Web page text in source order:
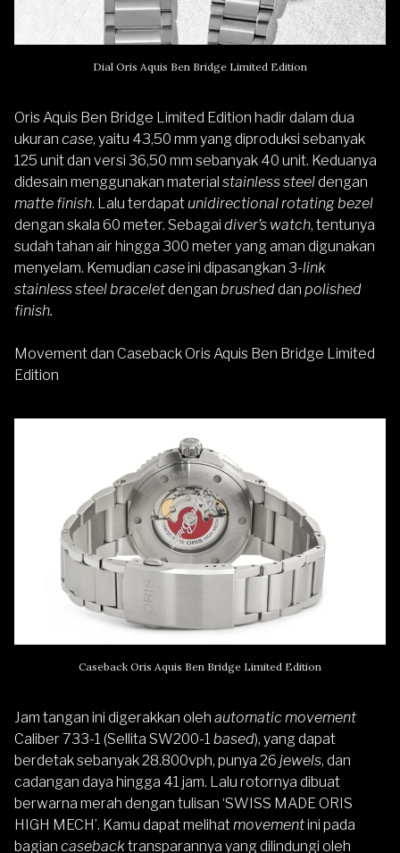
Dial Oris Aquis Ben Bridge Limited Edition
Oris Aquis Ben Bridge Limited Edition hadir dalam dua
ukuran case, yaitu 43,50 mm yang diproduksi sebanyak
125 unit dan versi 36,50 mm sebanyak 40 unit. Keduanya
didesain menggunakan material stainless steeldengan
matte finish. Lalu terdapat unidirectional rotating bezel
dengan skala 60 meter. Sebagai diver’s watch, tentunya
sudah tahan air hingga 300 meter yang aman digunakan
menyelam. Kemudian caseini dipasangkan 3-link
stainless steel braceletdengan brusheddan polished
finish.
Movement dan Caseback Oris Aquis Ben Bridge Limited
Edition
Caseback Oris Aquis Ben Bridge Limited Edition
Jam tangan ini digerakkan oleh automatic movement
Caliber 733-1 (Sellita SW200-1 based), yang dapat
berdetak sebanyak 28.800vph, punya 26 jewels, dan
cadangan daya hingga 41 jam. Lalu rotornya dibuat
berwarna merah dengan tulisan ‘SWISS MADE ORIS
HIGH MECH’. Kamu dapat melihat movementini pada
bagian casebacktransparannya yang dilindungi oleh